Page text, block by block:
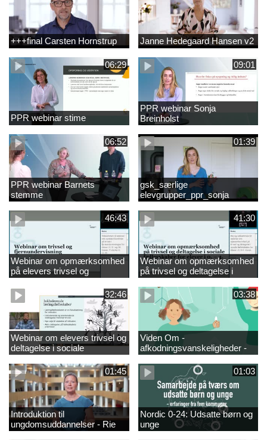
+++final Carsten Hornstrup Janne Hedegaard Hansen v2
06:29
PPR webinar stime
09:01
PPR webinar Sonja
Breinholst
06:52
PPR webinar Barnets
stemme
01:39
gsk_særlige
elevgrupper_ppr_sonja
breinholst
46:43
Webinar om opmærksomhed
på elevers trivsel og
fællesskaber i
fjernundervisning 5. – 9. og
10. klasse
41:30
Webinar om opmærksomhed
på trivsel og deltagelse i
sociale fællesskaber for
elever i 0.-4. klasse
32:46
Webinar om elevers trivsel og
deltagelse i sociale
fællesskaber – inspiration og
viden til skoleledere og
ressourcepersoner
03:38
Viden Om -
afkodningsvanskeligheder -
præsentationsfilm
01:45
Introduktion til
ungdomsuddannelser - Rie
Thomsen
01:03
Nordic 0-24: Udsatte børn og
unge